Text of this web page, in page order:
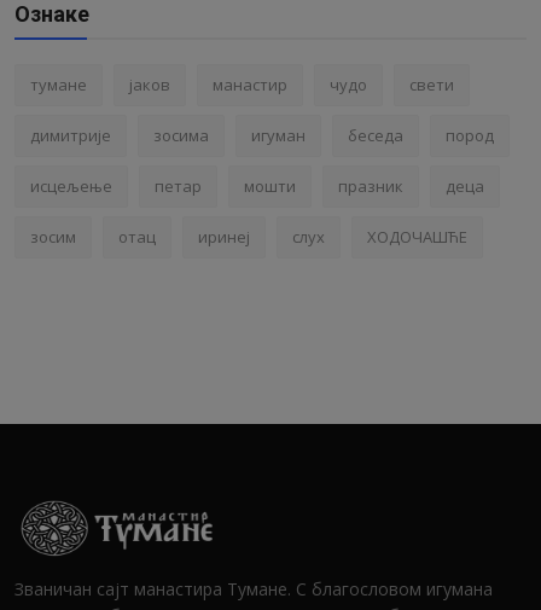
Ознаке
тумане јаков манастир чудо свети
димитрије зосима игуман беседа пород
исцељење петар мошти празник деца
зосим отац иринеј слух ХОДОЧАШЋЕ
Званичан сајт манастира Тумане. С благословом игумана